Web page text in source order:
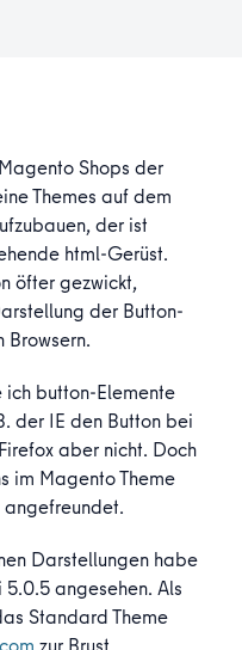
Shops der
Themes auf dem
der ist
html-Gerüst.
öfter gezwickt,
der Button-
Browsern.
button-Elemente
der IE den Button bei
aber nicht. Doch
im Magento Theme
angefreundet.
Darstellungen habe
angesehen. Als
Standard Theme